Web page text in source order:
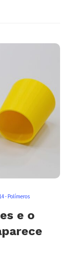
- Polímeros
e o